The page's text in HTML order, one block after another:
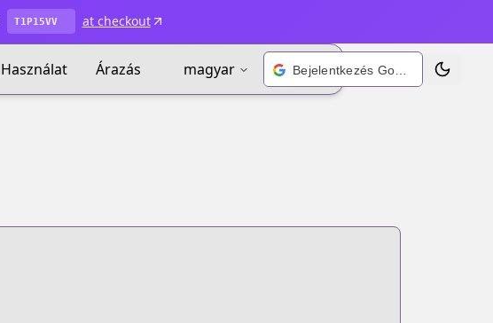
T1P15VV at checkout
Használat Árazás magyar Téma